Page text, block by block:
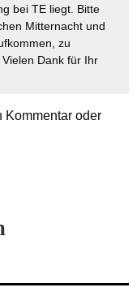
bei TE liegt. Bitte
Mitternacht und
zu
Dank für Ihr
oder